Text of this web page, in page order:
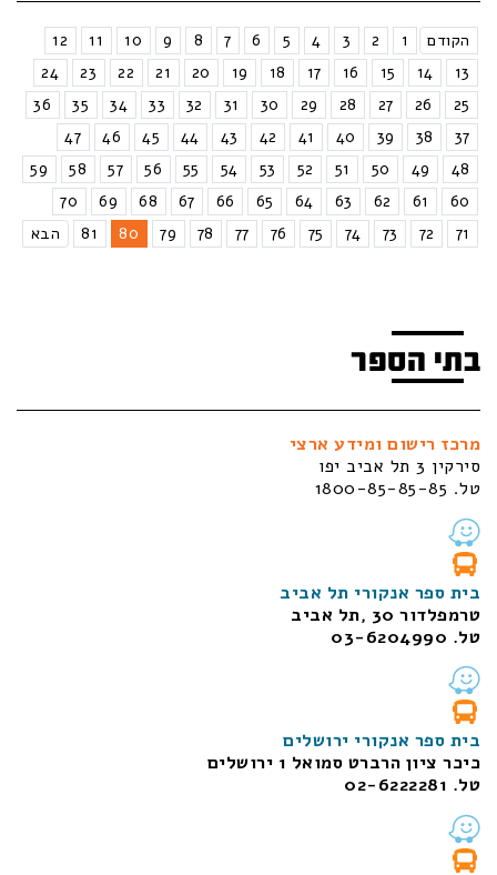
הקודם 1
2
3
4
5
6
7
8
9
10
11
12
13
14
15
16
17
18
19
20
21
22
23
24
25
26
27
28
29
30
31
32
33
34
35
36
37
38
39
40
41
42
43
44
45
46
47
48
49
50
51
52
53
54
55
56
57
58
59
60
61
62
63
64
65
66
67
68
69
70
71
72
73
74
75
76
77
78
79
80
81 הבא
בתי הספר
מרכז רישום ומידע ארצי
סירקין 3 תל אביב יפו
טל. 1800-85-85-85
בית ספר אנקורי תל אביב
טרמפלדור 30 ,תל אביב
טל. 03-6204990
בית ספר אנקורי ירושלים
כיכר ציון הרברט סמואל 1
ירושלים
טל. 02-6222281